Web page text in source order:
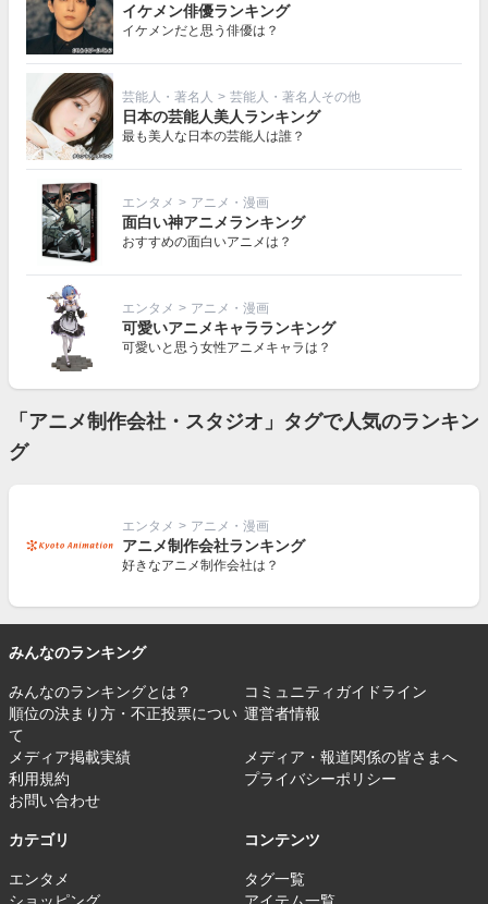
イケメン俳優ランキング
イケメンだと思う俳優は？
芸能人・著名人 > 芸能人・著名人その他
日本の芸能人美人ランキング
最も美人な日本の芸能人は誰？
エンタメ > アニメ・漫画
面白い神アニメランキング
おすすめの面白いアニメは？
エンタメ > アニメ・漫画
可愛いアニメキャラランキング
可愛いと思う女性アニメキャラは？
「アニメ制作会社・スタジオ」タグで人気のランキン
グ
エンタメ > アニメ・漫画
アニメ制作会社ランキング
好きなアニメ制作会社は？
みんなのランキング
みんなのランキングとは？
コミュニティガイドライン
順位の決まり方・不正投票につい
て
運営者情報
メディア掲載実績
メディア・報道関係の皆さまへ
利用規約
プライバシーポリシー
お問い合わせ
カテゴリ
エンタメ
コンテンツ
タグ一覧